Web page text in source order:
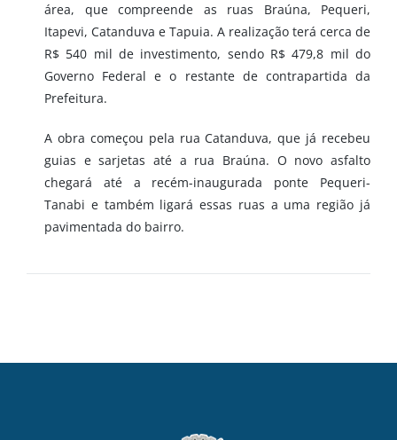
área, que compreende as ruas Braúna, Pequeri,
Itapevi, Catanduva e Tapuia. A realização terá cerca de
R$ 540 mil de investimento, sendo R$ 479,8 mil do
Governo Federal e o restante de contrapartida da
Prefeitura.
A obra começou pela rua Catanduva, que já recebeu
guias e sarjetas até a rua Braúna. O novo asfalto
chegará até a recém-inaugurada ponte Pequeri-
Tanabi e também ligará essas ruas a uma região já
pavimentada do bairro.